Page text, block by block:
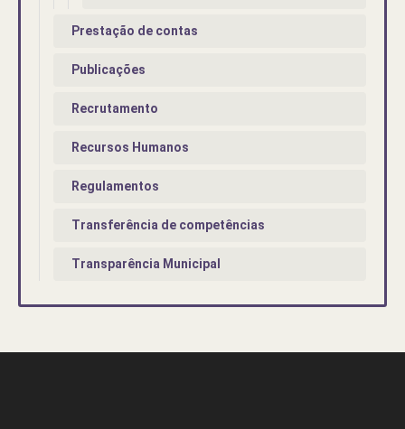
Prestação de contas
Publicações
Recrutamento
Recursos Humanos
Regulamentos
Transferência de competências
Transparência Municipal